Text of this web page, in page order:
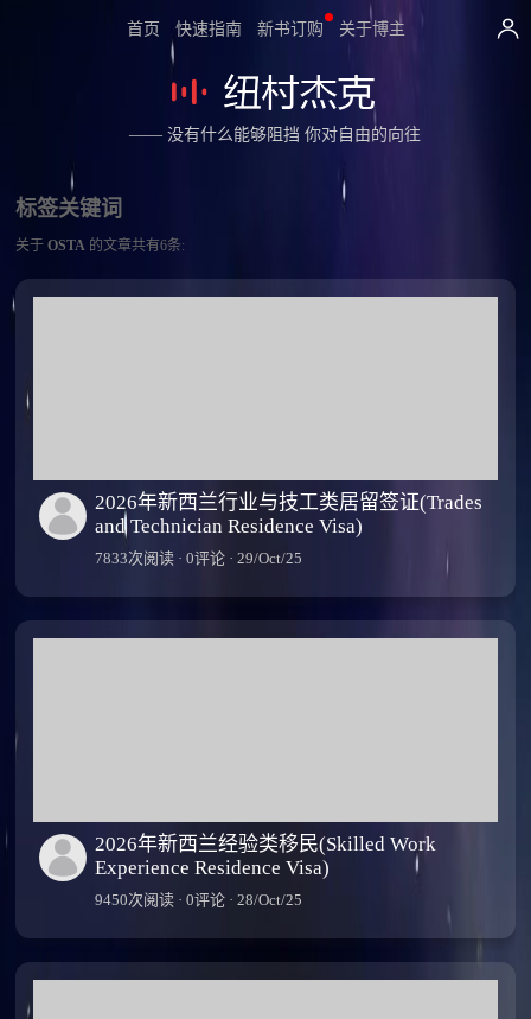
首页 快速指南 新书订购 关于博主
—— 没有什么能够阻挡 你对自由的向往
标签关键词
关于OSTA 的文章共有6条:
2026年新西兰行业与技工类居留签证(Trades
and Technician Residence Visa)
7833次阅读 · 0评论 · 29/Oct/25
2026年新西兰经验类移民(Skilled Work
Experience Residence Visa)
9450次阅读 · 0评论 · 28/Oct/25